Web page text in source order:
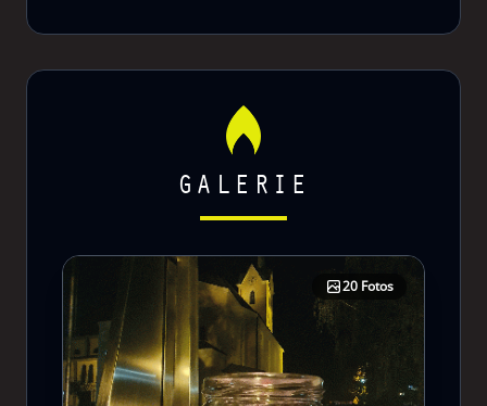
GALERIE
20 Fotos